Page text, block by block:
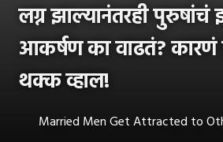
लग्न झाल्यानंतरही पुरुषांचं
आकर्षण का वाढतं? कारणं
थक्क व्हाल!
Married Men Get Attracted to